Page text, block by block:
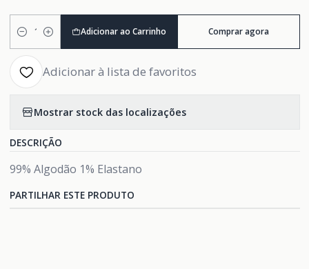
Quantidade
Adicionar ao Carrinho Comprar agora
Adicionar à lista de favoritos
Mostrar stock das localizações
DESCRIÇÃO
99% Algodão 1% Elastano
PARTILHAR ESTE PRODUTO